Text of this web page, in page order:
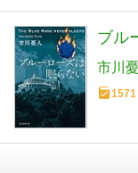
ブル
市川
1571